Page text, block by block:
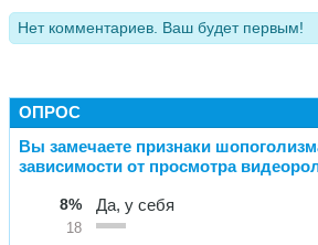
Нет комментариев. Ваш будет первым!
ОПРОС
Вы замечаете признаки
зависимости от просмотра
8%
18
Да, у себя